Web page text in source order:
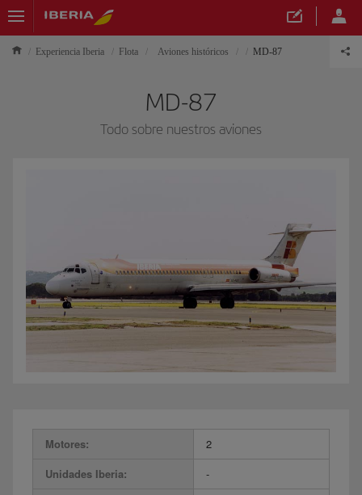
Experiencia Iberia Flota Aviones históricos MD-87
MD-87
Todo sobre nuestros aviones
Motores:
2
Unidades Iberia:
-